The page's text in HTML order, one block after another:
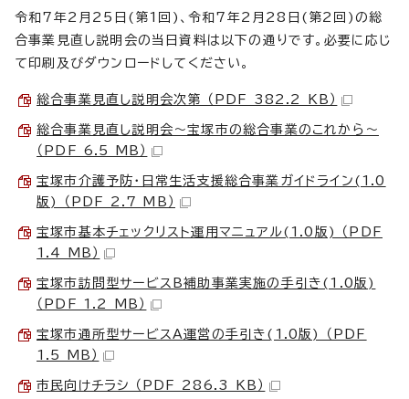
令和7年2月25日(第1回)、令和7年2月28日(第2回)の総
合事業見直し説明会の当日資料は以下の通りです。必要に応じ
て印刷及びダウンロードしてください。
総合事業見直し説明会次第 （PDF 382.2 KB）
総合事業見直し説明会～宝塚市の総合事業のこれから～
（PDF 6.5 MB）
宝塚市介護予防・日常生活支援総合事業ガイドライン(1.0
版) （PDF 2.7 MB）
宝塚市基本チェックリスト運用マニュアル(1.0版) （PDF
1.4 MB）
宝塚市訪問型サービスB補助事業実施の手引き(1.0版)
（PDF 1.2 MB）
宝塚市通所型サービスA運営の手引き(1.0版) （PDF
1.5 MB）
市民向けチラシ （PDF 286.3 KB）